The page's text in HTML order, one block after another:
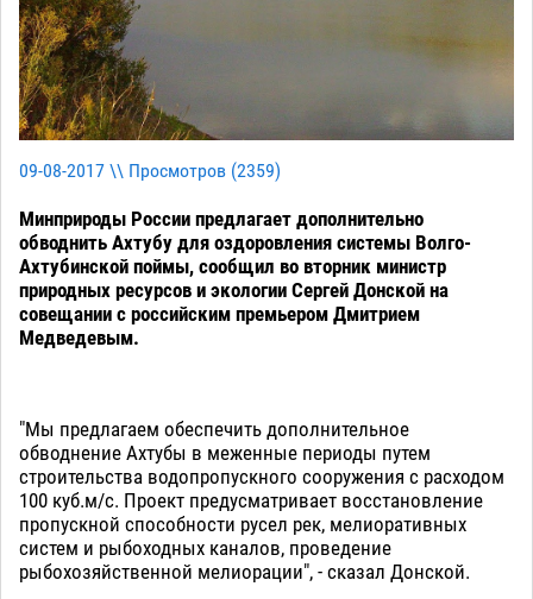
09-08-2017 \\ Просмотров (2359)
Минприроды России предлагает дополнительно
обводнить Ахтубу для оздоровления системы Волго-
Ахтубинской поймы, сообщил во вторник министр
природных ресурсов и экологии Сергей Донской на
совещании с российским премьером Дмитрием
Медведевым.
"Мы предлагаем обеспечить дополнительное
обводнение Ахтубы в меженные периоды путем
строительства водопропускного сооружения с расходом
100 куб.м/с. Проект предусматривает восстановление
пропускной способности русел рек, мелиоративных
систем и рыбоходных каналов, проведение
рыбохозяйственной мелиорации", - сказал Донской.